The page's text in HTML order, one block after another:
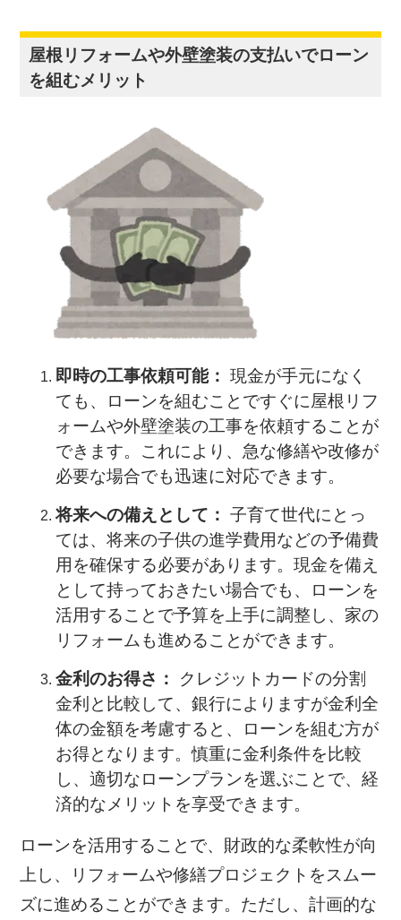
屋根リフォームや外壁塗装の支払いでローン
を組むメリット
即時の工事依頼可能： 現金が手元になく
ても、ローンを組むことですぐに屋根リフ
ォームや外壁塗装の工事を依頼することが
できます。これにより、急な修繕や改修が
必要な場合でも迅速に対応できます。
将来への備えとして： 子育て世代にとっ
ては、将来の子供の進学費用などの予備費
用を確保する必要があります。現金を備え
として持っておきたい場合でも、ローンを
活用することで予算を上手に調整し、家の
リフォームも進めることができます。
金利のお得さ：
クレジットカードの分割
金利と比較して、銀行によりますが金利全
体の金額を考慮すると、ローンを組む方が
お得となります。慎重に金利条件を比較
し、適切なローンプランを選ぶことで、経
済的なメリットを享受できます。
ローンを活用することで、財政的な柔軟性が向
上し、リフォームや修繕プロジェクトをスムー
ズに進めることができます。ただし、計画的な